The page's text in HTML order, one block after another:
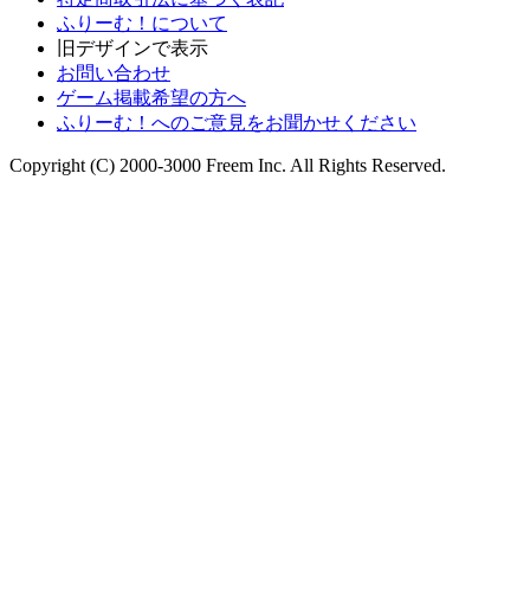
ふりーむ！について
旧デザインで表示
お問い合わせ
ゲーム掲載希望の方へ
ふりーむ！へのご意見をお聞かせください
Copyright (C) 2000-3000 Freem Inc. All Rights Reserved.